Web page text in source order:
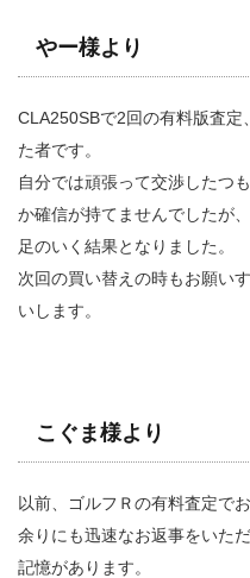
やー様より
CLA250SBで2回の有料版査定
た者です。
自分では頑張って交渉したつ
か確信が持てませんでしたが
足のいく結果となりました。
次回の買い替えの時もお願い
いします。
こぐま様より
以前、ゴルフＲの有料査定で
余りにも迅速なお返事をいた
記憶があります。